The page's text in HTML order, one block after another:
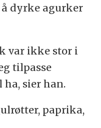
dyrke agurker
var ikke stor i
tilpasse
sier han.
paprika,